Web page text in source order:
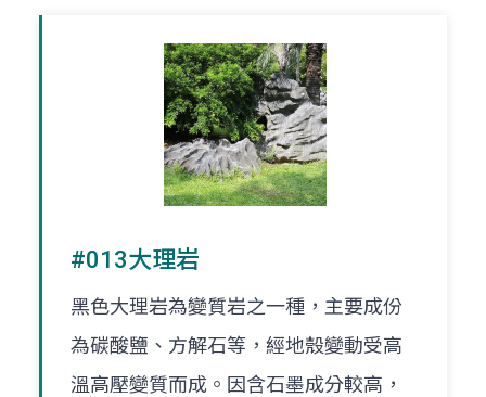
#013大理岩
黑色大理岩為變質岩之一種，主要成份
為碳酸鹽、方解石等，經地殼變動受高
溫高壓變質而成。因含石墨成分較高，